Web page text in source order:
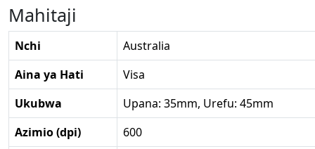
Mahitaji
Nchi
Australia
Aina ya Hati
Visa
Ukubwa
Upana: 35mm, Urefu: 45mm
Azimio (dpi)
600